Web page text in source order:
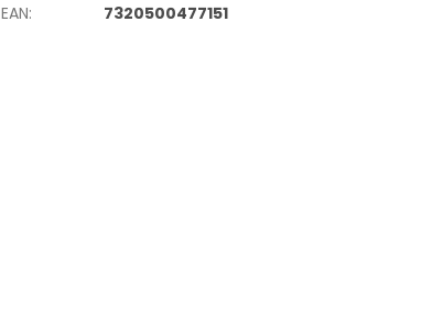
EAN: 7320500477151